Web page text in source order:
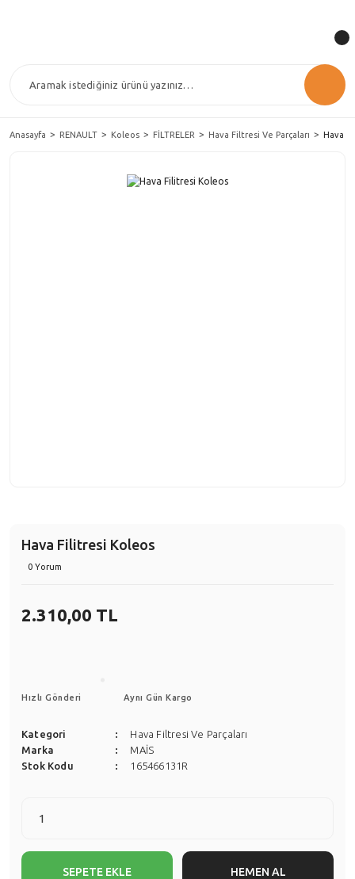
Anasayfa RENAULT Koleos FİLTRELER Hava Filtresi Ve Parçaları Hava
Hava Filitresi Koleos
0 Yorum
2.310,00 TL
Hızlı Gönderi Aynı Gün Kargo
Kategori
Hava Filtresi Ve Parçaları
Marka
MAİS
Stok Kodu
165466131R
SEPETE EKLE HEMEN AL